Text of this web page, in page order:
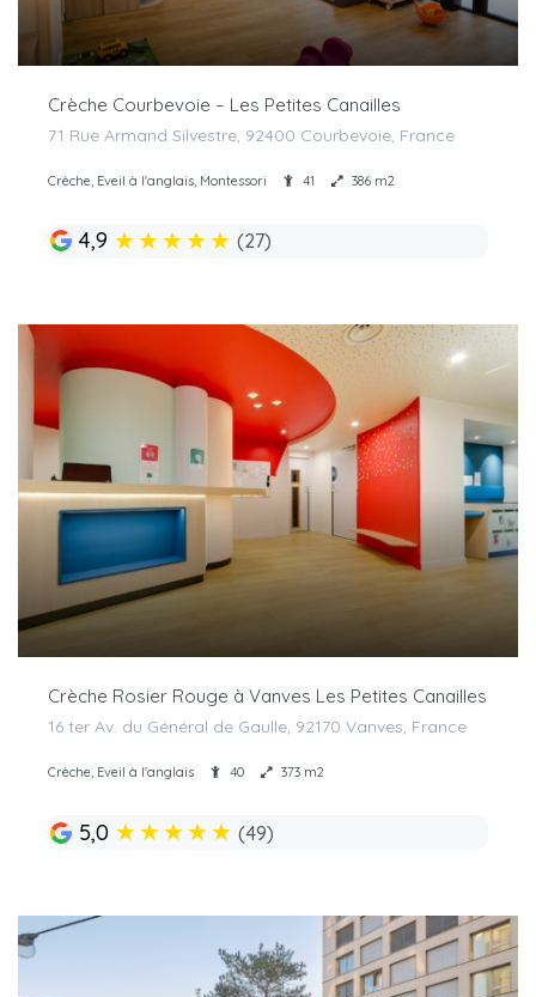
Crèche Courbevoie – Les Petites Canailles
71 Rue Armand Silvestre, 92400 Courbevoie, France
Crèche, Eveil à l'anglais, Montessori 41 386 m2
4,9 ★★★★★ (27)
Crèche Rosier Rouge à Vanves Les Petites Canailles
16 ter Av. du Général de Gaulle, 92170 Vanves, France
Crèche, Eveil à l'anglais 40 373 m2
5,0 ★★★★★ (49)